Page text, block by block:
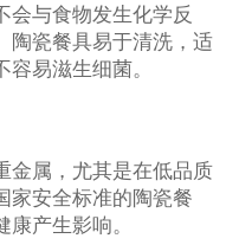
会与食物发生化学反
陶瓷餐具易于清洗，适
易滋生细菌。
金属，尤其是在低品质
家安全标准的陶瓷餐
产生影响。